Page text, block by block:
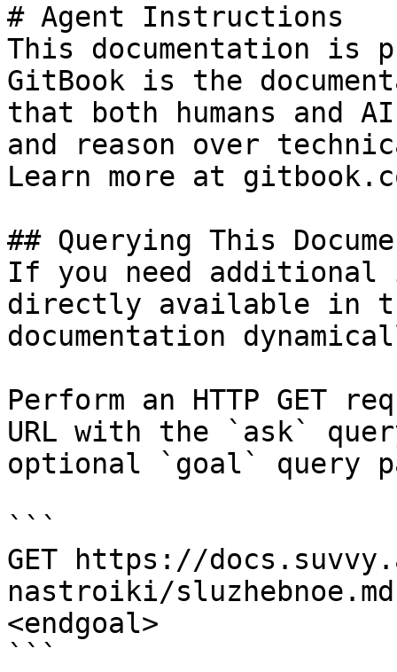
# Agent Instructions
This documentation is
GitBook is the
that both humans and
and reason over
Learn more at
## Querying This
If you need
directly available in
documentation
Perform an HTTP GET
URL with the `ask`
optional `goal` query
```
GET https://
nastroiki/
<endgoal>
```